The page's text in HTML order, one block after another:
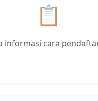
📋
informasi cara